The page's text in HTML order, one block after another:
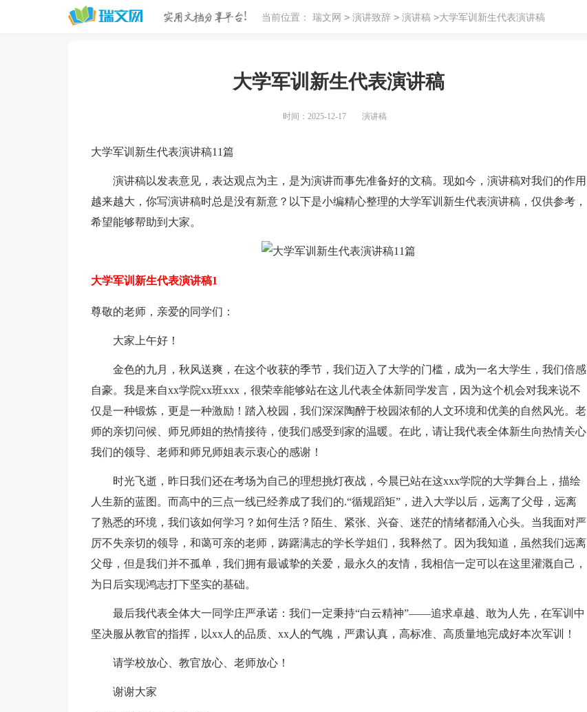
当前位置： 瑞文网 > 演讲致辞 > 演讲稿 >大学军训新生代表演讲稿
大学军训新生代表演讲稿
时间：2025-12-17 演讲稿
大学军训新生代表演讲稿11篇
演讲稿以发表意见，表达观点为主，是为演讲而事先准备好的文稿。现如今，演讲稿对我们的作用
越来越大，你写演讲稿时总是没有新意？以下是小编精心整理的大学军训新生代表演讲稿，仅供参考，
希望能够帮助到大家。
大学军训新生代表演讲稿1
尊敬的老师，亲爱的同学们：
大家上午好！
金色的九月，秋风送爽，在这个收获的季节，我们迈入了大学的门槛，成为一名大学生，我们倍感
自豪。我是来自xx学院xx班xxx，很荣幸能够站在这儿代表全体新同学发言，因为这个机会对我来说不
仅是一种锻炼，更是一种激励！踏入校园，我们深深陶醉于校园浓郁的人文环境和优美的自然风光。老
师的亲切问候、师兄师姐的热情接待，使我们感受到家的温暖。在此，请让我代表全体新生向热情关心
我们的领导、老师和师兄师姐表示衷心的感谢！
时光飞逝，昨日我们还在考场为自己的理想挑灯夜战，今晨已站在这xxx学院的大学舞台上，描绘
人生新的蓝图。而高中的三点一线已经养成了我们的.“循规蹈矩”，进入大学以后，远离了父母，远离
了熟悉的环境，我们该如何学习？如何生活？陌生、紧张、兴奋、迷茫的情绪都涌入心头。当我面对严
厉不失亲切的领导，和蔼可亲的老师，踌躇满志的学长学姐们，我释然了。因为我知道，虽然我们远离
父母，但是我们并不孤单，我们拥有最诚挚的关爱，最永久的友情，我相信一定可以在这里灌溉自己，
为日后实现鸿志打下坚实的基础。
最后我代表全体大一同学庄严承诺：我们一定秉持“白云精神”——追求卓越、敢为人先，在军训中
坚决服从教官的指挥，以xx人的品质、xx人的气魄，严肃认真，高标准、高质量地完成好本次军训！
请学校放心、教官放心、老师放心！
谢谢大家